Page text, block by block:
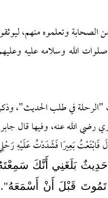
وتعلموه منهم،
الله وسلامه عليه
البغدادي:392 ـ 463هـ"، كتابه المعروف "الرحلة في طلب الحديث"،
رضي الله عنه، وفيها قال
بَعِيرًا فَشَدَدْتُ عَلَيْهِ
بَلَغَنِي أَنَّكَ
قَبْلَ أَنْ